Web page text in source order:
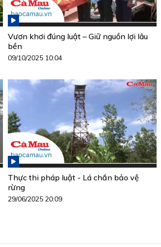
Vươn khơi đúng luật – Giữ nguồn lợi lâu
bền
09/10/2025 10:04
Thực thi pháp luật - Lá chắn bảo vệ
rừng
29/06/2025 20:09